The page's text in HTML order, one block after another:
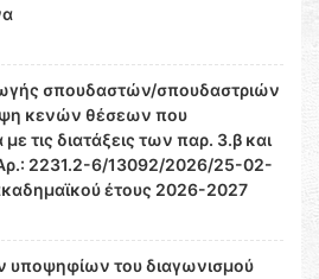
σπουδαστών/σπουδαστριών
κενών θέσεων που
τις διατάξεις των παρ. 3.β και
2231.2-6/13092/2026/25-02-
έτους 2026-2027
υποψηφίων του διαγωνισμού